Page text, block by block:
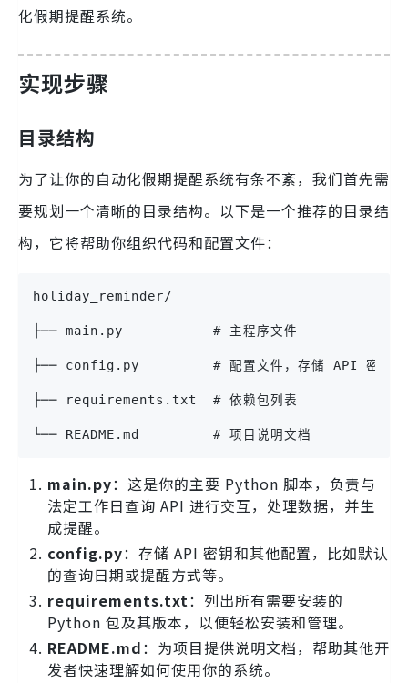
化假期提醒系统。
实现步骤
目录结构
为了让你的自动化假期提醒系统有条不紊，我们首先需
要规划一个清晰的目录结构。以下是一个推荐的目录结
构，它将帮助你组织代码和配置文件：
holiday_reminder/
├── main.py           # 主程序文件
├── config.py         # 配置文件，存储 API 密钥和
├── requirements.txt  # 依赖包列表
└── README.md         # 项目说明文档
main.py：这是你的主要 Python 脚本，负责与
法定工作日查询 API 进行交互，处理数据，并生
成提醒。
config.py：存储 API 密钥和其他配置，比如默认
的查询日期或提醒方式等。
requirements.txt：列出所有需要安装的
Python 包及其版本，以便轻松安装和管理。
README.md：为项目提供说明文档，帮助其他开
发者快速理解如何使用你的系统。